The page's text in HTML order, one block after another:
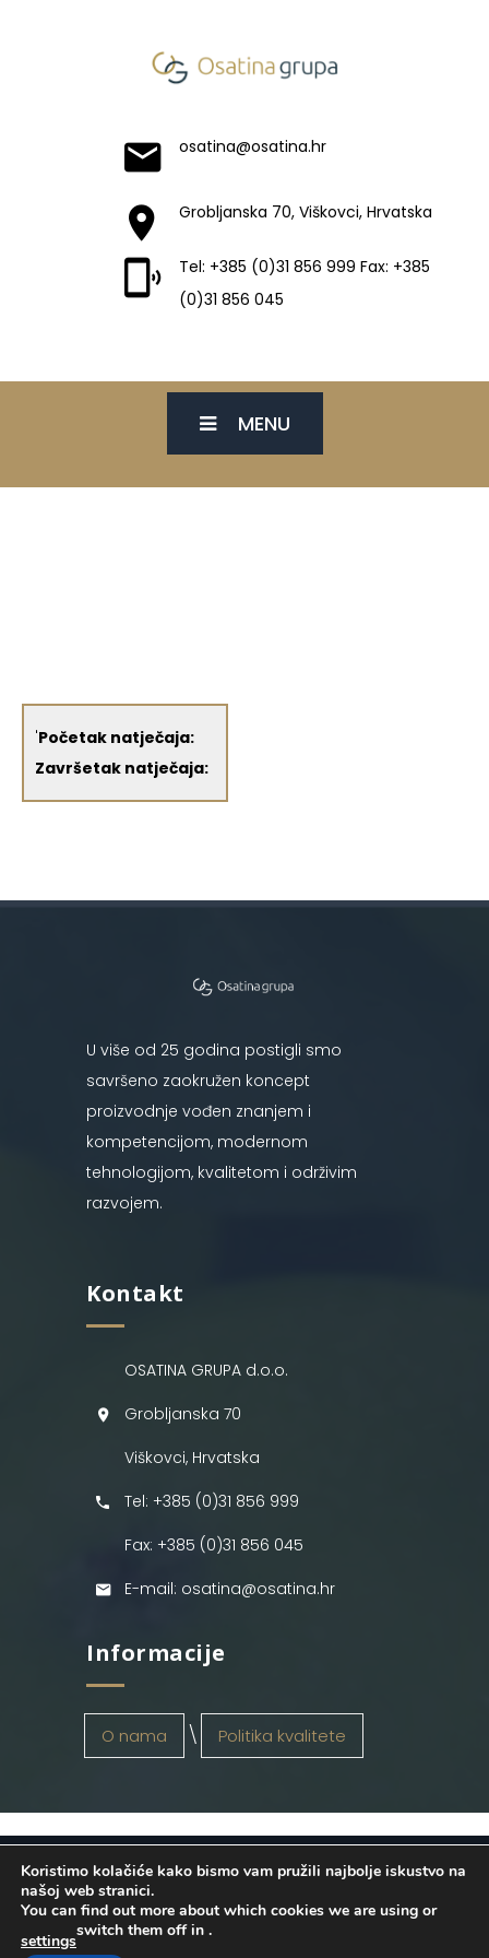
osatina@osatina.hr
Grobljanska 70, Viškovci, Hrvatska
Tel: +385 (0)31 856 999 Fax: +385
(0)31 856 045
MENU
'Početak natječaja:
Završetak natječaja:
U više od 25 godina postigli smo
savršeno zaokružen koncept
proizvodnje vođen znanjem i
kompetencijom, modernom
tehnologijom, kvalitetom i održivim
razvojem.
Kontakt
OSATINA GRUPA d.o.o.
Grobljanska 70
Viškovci, Hrvatska
Tel: +385 (0)31 856 999
Fax: +385 (0)31 856 045
E-mail: osatina@osatina.hr
Informacije
O nama Politika kvalitete
OSATINA GRUPA d.o.o. 2026
. Configured
byINFOS Osijek. Sva prava pridržana.
Koristimo kolačiće kako bismo vam pružili najbolje iskustvo na
našoj web stranici.
You can find out more about which cookies we are using or
switch them off in
settings
.